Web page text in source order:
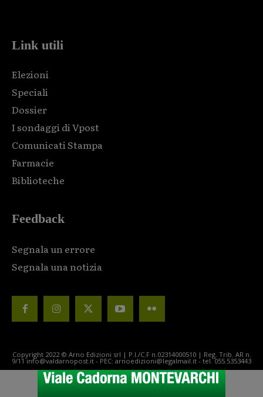
Link utili
Elezioni
Speciali
Dossier
I sondaggi di Vpost
Comunicati Stampa
Farmacie
Biblioteche
Feedback
Segnala un errore
Segnala una notizia
Copyright 2022 © Arno Edizioni srl | P.I./C.F n.02314000510 | Reg. Trib. AR n.
9/11 info@valdarnopost.it - PEC: arnoedizioni@legalmail.it - tel. 055.5353443